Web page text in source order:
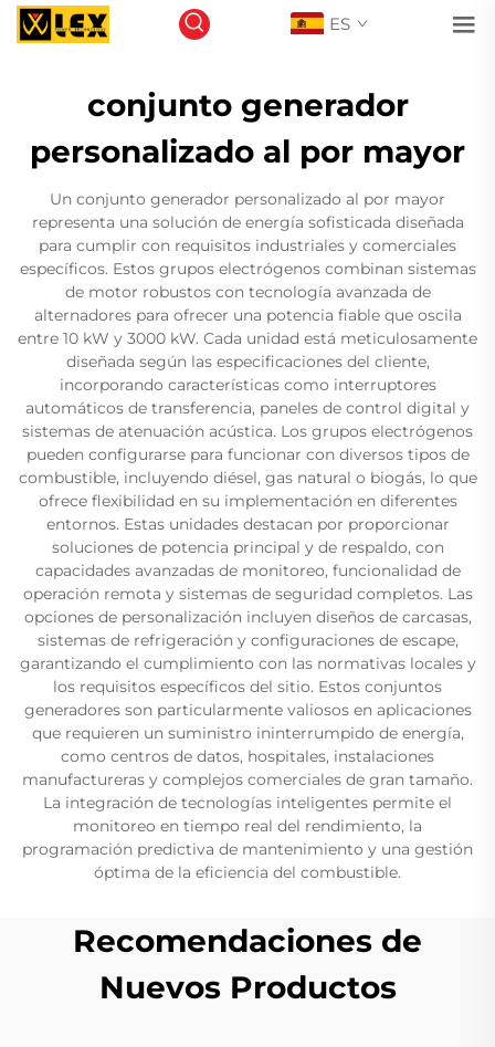
ES
conjunto generador
personalizado al por mayor
Un conjunto generador personalizado al por mayor
representa una solución de energía sofisticada diseñada
para cumplir con requisitos industriales y comerciales
específicos. Estos grupos electrógenos combinan sistemas
de motor robustos con tecnología avanzada de
alternadores para ofrecer una potencia fiable que oscila
entre 10 kW y 3000 kW. Cada unidad está meticulosamente
diseñada según las especificaciones del cliente,
incorporando características como interruptores
automáticos de transferencia, paneles de control digital y
sistemas de atenuación acústica. Los grupos electrógenos
pueden configurarse para funcionar con diversos tipos de
combustible, incluyendo diésel, gas natural o biogás, lo que
ofrece flexibilidad en su implementación en diferentes
entornos. Estas unidades destacan por proporcionar
soluciones de potencia principal y de respaldo, con
capacidades avanzadas de monitoreo, funcionalidad de
operación remota y sistemas de seguridad completos. Las
opciones de personalización incluyen diseños de carcasas,
sistemas de refrigeración y configuraciones de escape,
garantizando el cumplimiento con las normativas locales y
los requisitos específicos del sitio. Estos conjuntos
generadores son particularmente valiosos en aplicaciones
que requieren un suministro ininterrumpido de energía,
como centros de datos, hospitales, instalaciones
manufactureras y complejos comerciales de gran tamaño.
La integración de tecnologías inteligentes permite el
monitoreo en tiempo real del rendimiento, la
programación predictiva de mantenimiento y una gestión
óptima de la eficiencia del combustible.
Recomendaciones de
Nuevos Productos